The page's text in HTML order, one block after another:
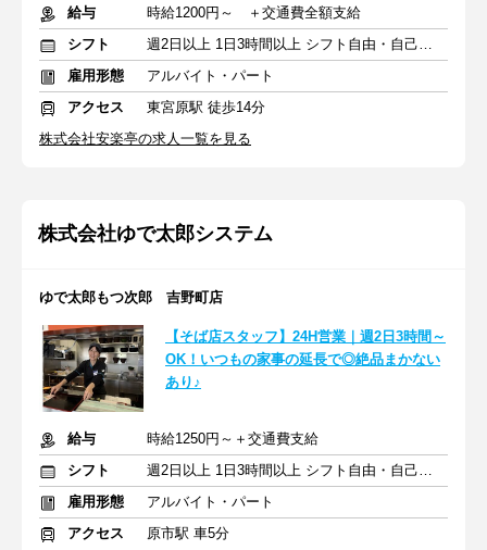
給与
時給1200円～ ＋交通費全額支給
シフト
週2日以上 1日3時間以上 シフト自由・自己申告
雇用形態
アルバイト・パート
アクセス
東宮原駅 徒歩14分
株式会社安楽亭の求人一覧を見る
株式会社ゆで太郎システム
ゆで太郎もつ次郎 吉野町店
【そば店スタッフ】24H営業｜週2日3時間～
OK！いつもの家事の延長で◎絶品まかない
あり♪
給与
時給1250円～＋交通費支給
シフト
週2日以上 1日3時間以上 シフト自由・自己申告
雇用形態
アルバイト・パート
アクセス
原市駅 車5分